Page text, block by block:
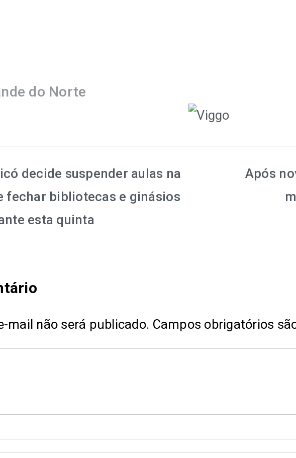
do Norte
decide suspender aulas na
fechar bibliotecas e ginásios
esta quinta
Após
mail não será publicado. Campos obrigatórios